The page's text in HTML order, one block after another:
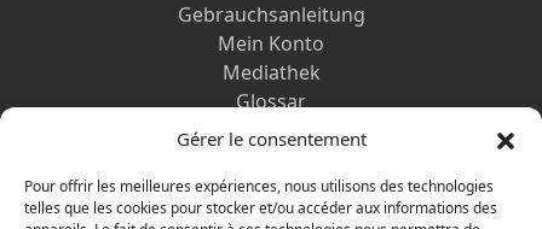
Gérer le consentement
Pour offrir les meilleures expériences, nous utilisons des technologies
telles que les cookies pour stocker et/ou accéder aux informations des
Gebrauchsanleitung
Mein Konto
Mediathek
Glossar
Kontaktformular
Datenschutz-Bestimmungen